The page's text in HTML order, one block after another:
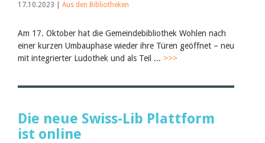
17.10.2023 | Aus den Bibliotheken
Am 17. Oktober hat die Gemeindebibliothek Wohlen nach
einer kurzen Umbauphase wieder ihre Türen geöffnet – neu
mit integrierter Ludothek und als Teil ... >>>
Die neue Swiss-Lib Plattform
ist online